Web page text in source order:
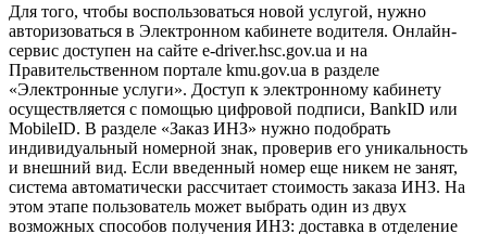
Для того, чтобы воспользоваться новой услугой, нужно
авторизоваться в Электронном кабинете водителя. Онлайн-
сервис доступен на сайте e-driver.hsc.gov.ua и на
Правительственном портале kmu.gov.ua в разделе
«Электронные услуги». Доступ к электронному кабинету
осуществляется с помощью цифровой подписи, BankID или
MobileID. В разделе «Заказ ИНЗ» нужно подобрать
индивидуальный номерной знак, проверив его уникальность
и внешний вид. Если введенный номер еще никем не занят,
система автоматически рассчитает стоимость заказа ИНЗ. На
этом этапе пользователь может выбрать один из двух
возможных способов получения ИНЗ: доставка в отделение